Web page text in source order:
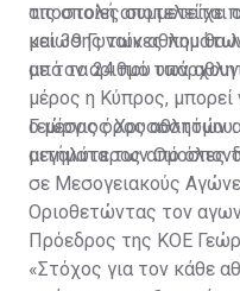
αποστολή αποτελείται
και 39 Γυναίκες που
από τα 24 που
τις οποίες
μείωσης των
με τον αριθμό των
μέρος η Κύπρος,
ο μέσος όρος αθλητών
μεγαλύτερος από όλες
σε Μεσογειακούς
Γεώργιος
αιτήματα των
Οριοθετώντας τον
Πρόεδρος της ΚΟΕ
«Στόχος για τον κάθε